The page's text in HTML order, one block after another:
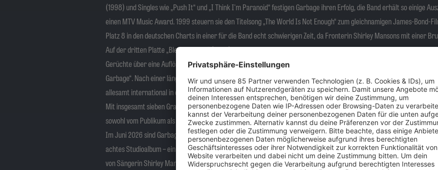
(1998) und Singles wie „Push It“ und „I Think I'm Paranoid“ festigen Garbage ihren Erfolg, die Band erhält so einige
einen MTV Music Award. 1999 steuern sie den Titelsong „The World Is Not Enough“ zum gleichnamigen James-Bond-
Platz 8 in den deutschen Charts in einer für die Band echt schwierigen Zeit, da Fronterin Shirley Mansons mit einer
Auf der dritten Platte „Bleed Like Me“ (2005) verfolgen Garbage eine gitarrenlastigere Richtung, kann jedoch nicht an
Gerüchte über eine Auflösung entstehen. Aber die Band lässt sich nicht entmutigen und widerlegt sie: 2007
Garbage“. Nach einer längeren Pause erscheint „Not Your Kind of People“ (2012), gefolgt von „Strange Little Birds“
allesamt international in die Charts einsteigen.
Mit insgesamt sieben Grammy-Nominierungen und mehr als 17 Millionen verkauften Alben ist die Gruppe aus Madison
sowohl vom Publikum als auch von der Kritik geliebte Band.
Im Juni 2026 sind Garbage nun mit ihrem neuen Album „Let All That We Imagine Be The Light“ (2025) für zwei Shows
achtes Studioalbum – ein intensives, atmosphärisch dichtes Album, entstanden aus einer Phase tiefgreifender
von Sängerin Shirley Manson 2024 einen abrupten Tournee-Abbruch erfordert hat, gelingt es Garbage, aus dieser